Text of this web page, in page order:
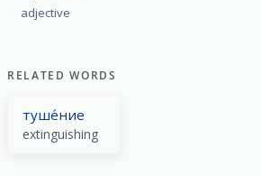
adjective
RELATED WORDS
туше́ние
extinguishing